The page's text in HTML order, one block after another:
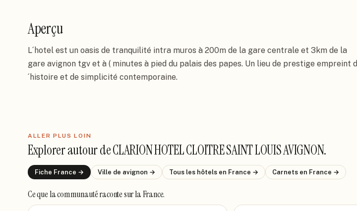
Aperçu
L´hotel est un oasis de tranquilité intra muros à 200m de la gare centrale et 3km de la
gare avignon tgv et à ( minutes à pied du palais des papes. Un lieu de prestige empreint d
´histoire et de simplicité contemporaine.
ALLER PLUS LOIN
Explorer autour deCLARION HOTEL CLOITRE SAINT LOUIS AVIGNON.
Fiche France → Ville de avignon → Tous les hôtels en France → Carnets en France →
Ce que la communauté racontesur la France.